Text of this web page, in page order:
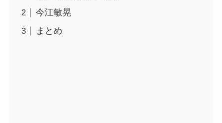
今江敏晃
まとめ